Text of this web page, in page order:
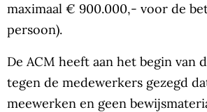
maximaal € 900.000,- voor de
persoon).
De ACM heeft aan het begin van
tegen de medewerkers gezegd
meewerken en geen